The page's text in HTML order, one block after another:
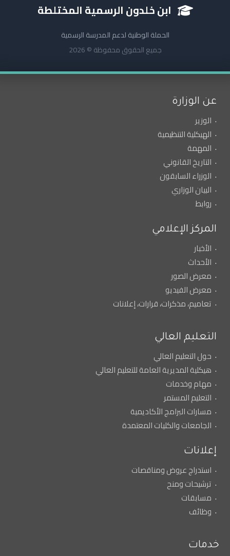
ابن خلدون الرسمية المختلطة
الحملة الوطنية لدعم المدرسة الرسمية
جميع الحقوق محفوظة © 2026
عن الوزارة
الوزير
الهيكلية التنظيمية
المهمة
التاريخ القانوني
الوزراء السابقون
البيان الوزاري
روابط
المركز الإعلامي
الأخبار
الأحداث
معرض الصور
معرض الفيديو
تعاميم، مذكرات، قرارات، إعلانات
التعليم العالي
حول التعليم العالي
هيكلية المديرية العامة للتعليم العالي
مهام وخدمات
التعليم المستمر
مسارات البرامج الأكاديمية
الجامعات والكليات المعتمدة
إعلانات
استدراج عروض ومناقصات
ترشيحات ومنح
مسابقات
وظائف
خدمات